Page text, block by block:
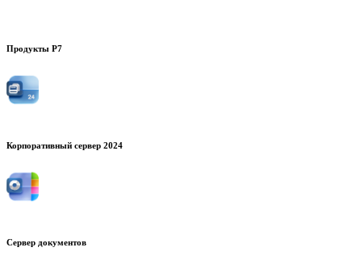
Продукты Р7
Корпоративный сервер 2024
Сервер документов